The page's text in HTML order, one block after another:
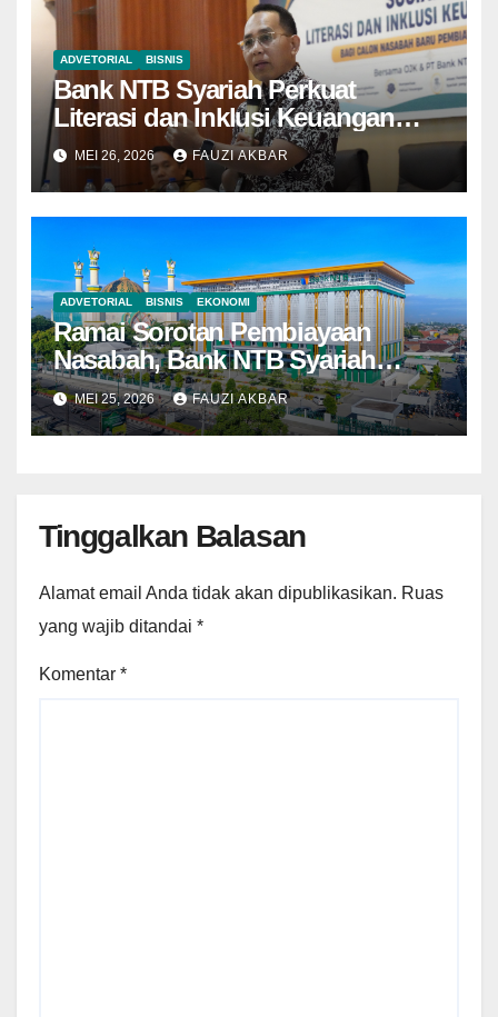
ADVETORIAL BISNIS
Bank NTB Syariah Perkuat
Literasi dan Inklusi Keuangan
Syariah di Kota Bima
MEI 26, 2026 FAUZI AKBAR
ADVETORIAL BISNIS EKONOMI
Ramai Sorotan Pembiayaan
Nasabah, Bank NTB Syariah
Tegaskan Semua Sesuai
Prosedur
MEI 25, 2026 FAUZI AKBAR
Tinggalkan Balasan
Alamat email Anda tidak akan dipublikasikan. Ruas
yang wajib ditandai *
Komentar *